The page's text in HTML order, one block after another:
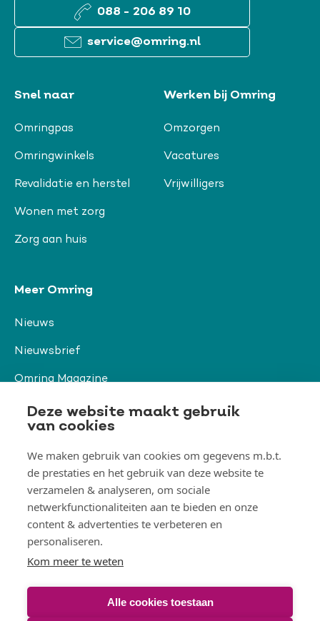
Deze website maakt gebruik
van cookies
We maken gebruik van cookies om gegevens m.b.t.
de prestaties en het gebruik van deze website te
verzamelen & analyseren, om sociale
netwerkfunctionaliteiten aan te bieden en onze
content & advertenties te verbeteren en
personaliseren.
Kom meer te weten
Alle cookies toestaan
088 - 206 89 10
service@omring.nl
Snel naar
Omringpas
Omringwinkels
Revalidatie en herstel
Wonen met zorg
Zorg aan huis
Werken bij Omring
Omzorgen
Vacatures
Vrijwilligers
Meer Omring
Nieuws
Nieuwsbrief
Omring Magazine
Verwijzers
Organisatie & beleid